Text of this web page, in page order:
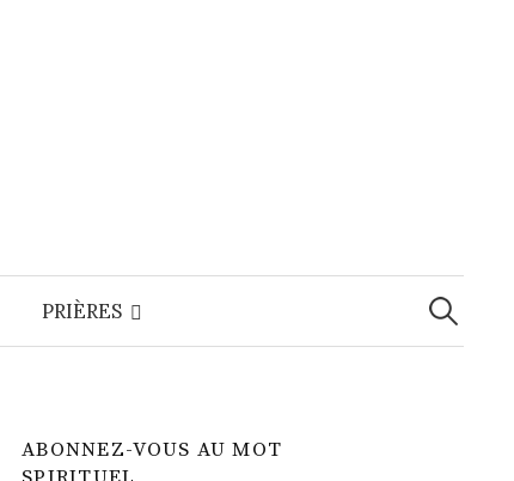
PRIÈRES
ABONNEZ-VOUS AU MOT